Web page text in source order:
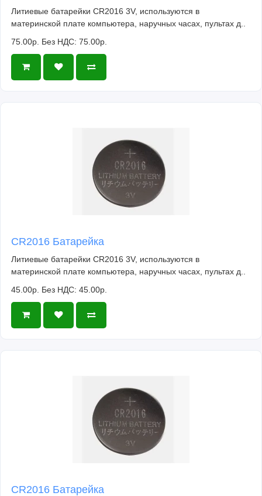
Литиевые батарейки CR2016 3V, используются в
материнской плате компьютера, наручных часах, пультах д..
75.00р. Без НДС: 75.00р.
CR2016 Батарейка
Литиевые батарейки CR2016 3V, используются в
материнской плате компьютера, наручных часах, пультах д..
45.00р. Без НДС: 45.00р.
CR2016 Батарейка